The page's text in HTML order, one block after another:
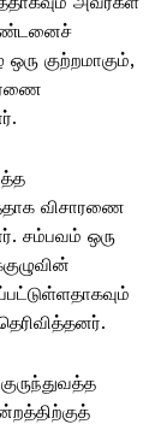
தண்டனைச்
குற்றமாகும்,
விசாரணை
சம்பவம் ஒரு